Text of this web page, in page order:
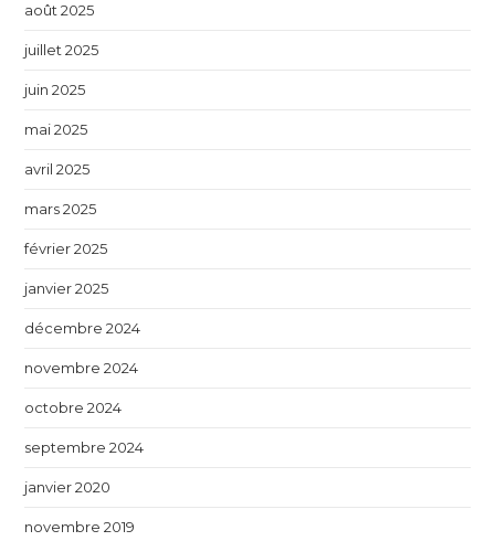
août 2025
juillet 2025
juin 2025
mai 2025
avril 2025
mars 2025
février 2025
janvier 2025
décembre 2024
novembre 2024
octobre 2024
septembre 2024
janvier 2020
novembre 2019